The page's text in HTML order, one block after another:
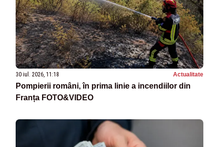
30 iul. 2026, 11:18 Actualitate
Pompierii români, în prima linie a incendiilor din
Franța FOTO&VIDEO